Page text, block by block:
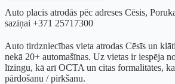
Auto placis atrodās pēc adreses Cēsis,
saziņai +371 25717300
Auto tirdzniecības vieta atrodas Cēsīs un
nekā 20+ automašīnas. Uz vietas ir iespēja
līzingu, kā arī OCTA un citas formalitātes,
pārdošanu / pirkšanu.